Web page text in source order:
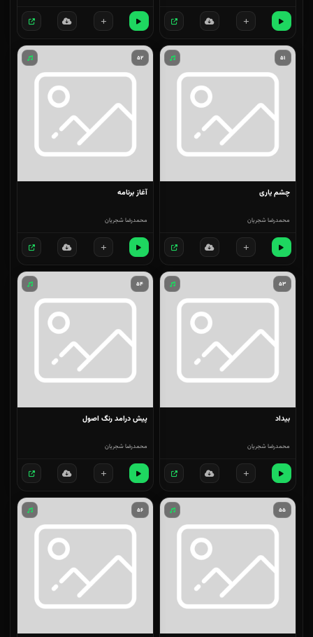
۵۱
چشم یاری
محمدرضا شجریان
۵۲
آغاز برنامه
محمدرضا شجریان
۵۳
بیداد
محمدرضا شجریان
۵۴
پیش درامد رنگ اصول
محمدرضا شجریان
۵۵ ۵۶